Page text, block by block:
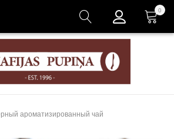
Корзина
0
ароматизированный чай